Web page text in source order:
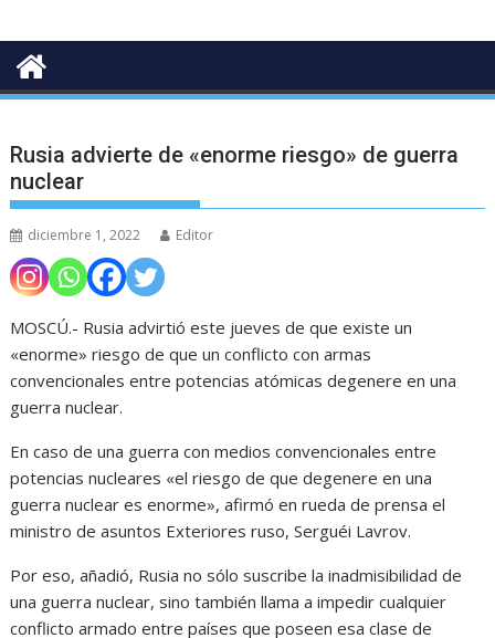
Rusia advierte de «enorme riesgo» de guerra
nuclear
diciembre 1, 2022 Editor
MOSCÚ.- Rusia advirtió este jueves de que existe un
«enorme» riesgo de que un conflicto con armas
convencionales entre potencias atómicas degenere en una
guerra nuclear.
En caso de una guerra con medios convencionales entre
potencias nucleares «el riesgo de que degenere en una
guerra nuclear es enorme», afirmó en rueda de prensa el
ministro de asuntos Exteriores ruso, Serguéi Lavrov.
Por eso, añadió, Rusia no sólo suscribe la inadmisibilidad de
una guerra nuclear, sino también llama a impedir cualquier
conflicto armado entre países que poseen esa clase de